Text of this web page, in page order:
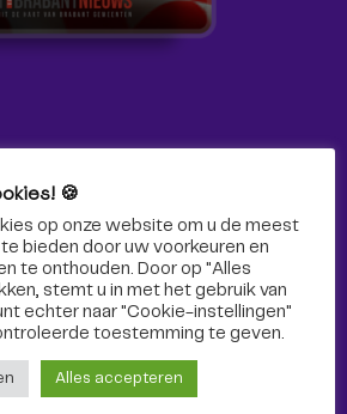
niet alleen hier, maar ook via social
🍪
op onze website om u de meest
bieden door uw voorkeuren en
te onthouden. Door op "Alles
stemt u in met het gebruik van
echter naar "Cookie-instellingen"
toestemming te geven.
Alles accepteren